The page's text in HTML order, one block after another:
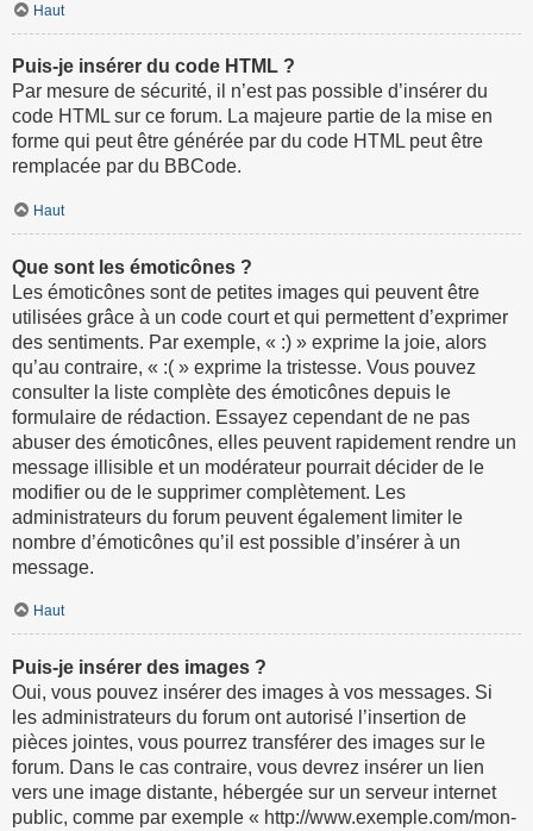
Haut
Puis-je insérer du code HTML ?
Par mesure de sécurité, il n’est pas possible d’insérer du
code HTML sur ce forum. La majeure partie de la mise en
forme qui peut être générée par du code HTML peut être
remplacée par du BBCode.
Haut
Que sont les émoticônes ?
Les émoticônes sont de petites images qui peuvent être
utilisées grâce à un code court et qui permettent d’exprimer
des sentiments. Par exemple, « :) » exprime la joie, alors
qu’au contraire, « :( » exprime la tristesse. Vous pouvez
consulter la liste complète des émoticônes depuis le
formulaire de rédaction. Essayez cependant de ne pas
abuser des émoticônes, elles peuvent rapidement rendre un
message illisible et un modérateur pourrait décider de le
modifier ou de le supprimer complètement. Les
administrateurs du forum peuvent également limiter le
nombre d’émoticônes qu’il est possible d’insérer à un
message.
Haut
Puis-je insérer des images ?
Oui, vous pouvez insérer des images à vos messages. Si
les administrateurs du forum ont autorisé l’insertion de
pièces jointes, vous pourrez transférer des images sur le
forum. Dans le cas contraire, vous devrez insérer un lien
vers une image distante, hébergée sur un serveur internet
public, comme par exemple « http://www.exemple.com/mon-